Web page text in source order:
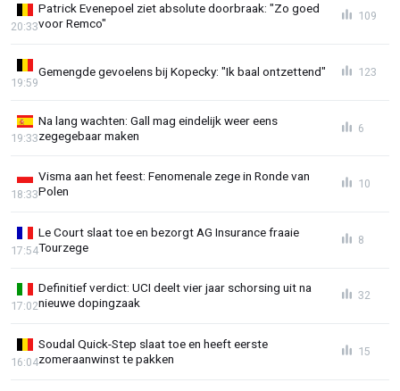
Patrick Evenepoel ziet absolute doorbraak: "Zo goed
voor Remco"
20:33
109
Gemengde gevoelens bij Kopecky: "Ik baal ontzettend"
19:59
123
Na lang wachten: Gall mag eindelijk weer eens
zegegebaar maken
19:33
6
Visma aan het feest: Fenomenale zege in Ronde van
Polen
18:33
10
Le Court slaat toe en bezorgt AG Insurance fraaie
Tourzege
17:54
8
Definitief verdict: UCI deelt vier jaar schorsing uit na
nieuwe dopingzaak
17:02
32
Soudal Quick-Step slaat toe en heeft eerste
zomeraanwinst te pakken
16:04
15